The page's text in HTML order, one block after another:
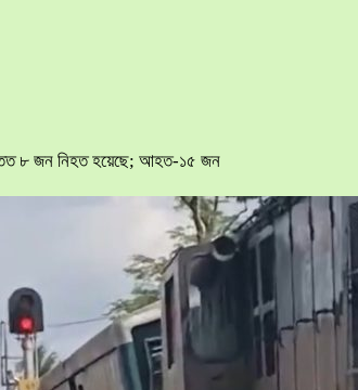
৮ জন নিহত হয়েছে; আহত-১৫ জন